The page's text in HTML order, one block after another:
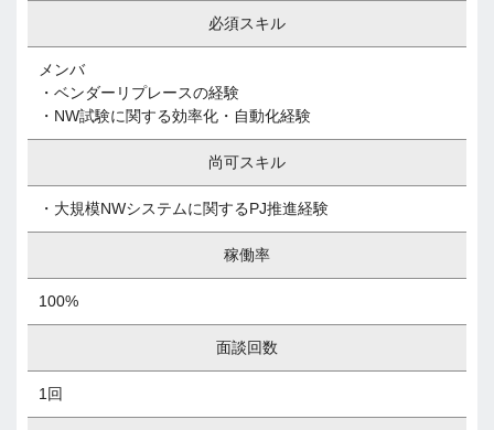
必須スキル
メンバ
・ベンダーリプレースの経験
・NW試験に関する効率化・自動化経験
尚可スキル
・大規模NWシステムに関するPJ推進経験
稼働率
100%
面談回数
1回